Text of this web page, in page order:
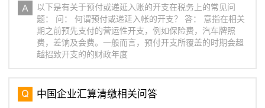
以下是有关于预付或递延入账的开支在税务上的常见问
题： 问： 何谓预付或递延入帐的开支？ 答： 意指在相关
期之前预先支付的营运性开支，例如保险费，汽车牌照
费，差饷及会费。一般而言，预付开支所覆盖的时期会超
越招致开支的的财政年度
中国企业汇算清缴相关问答